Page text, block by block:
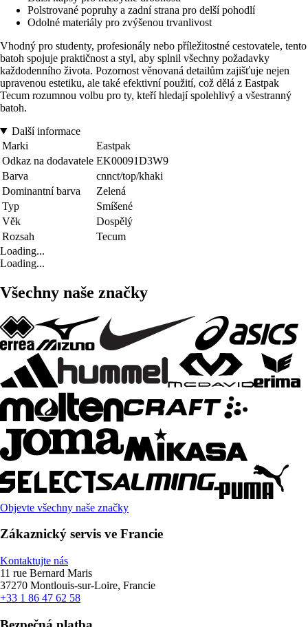
Polstrované popruhy a zadní strana pro delší pohodlí
Odolné materiály pro zvýšenou trvanlivost
Vhodný pro studenty, profesionály nebo příležitostné cestovatele, tento
batoh spojuje praktičnost a styl, aby splnil všechny požadavky
každodenního života. Pozornost věnovaná detailům zajišťuje nejen
upravenou estetiku, ale také efektivní použití, což dělá z Eastpak
Tecum rozumnou volbu pro ty, kteří hledají spolehlivý a všestranný
batoh.
Další informace
Marki
Eastpak
Odkaz na dodavatele EK00091D3W9
Barva
cnnct/top/khaki
Dominantní barva
Zelená
Typ
Smíšené
Věk
Dospělý
Rozsah
Tecum
Loading...
Loading...
Všechny naše značky
Objevte všechny naše značky
Zákaznický servis ve Francie
Kontaktujte nás
11 rue Bernard Maris
37270 Montlouis-sur-Loire, Francie
+33 1 86 47 62 58